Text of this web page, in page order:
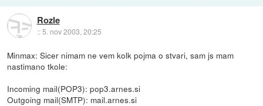
Rozle
::5. nov 2003, 20:25
Minmax: Sicer nimam ne vem kolk pojma o stvari, sam js mam
nastimano tkole:
Incoming mail(POP3): pop3.arnes.si
Outgoing mail(SMTP): mail.arnes.si